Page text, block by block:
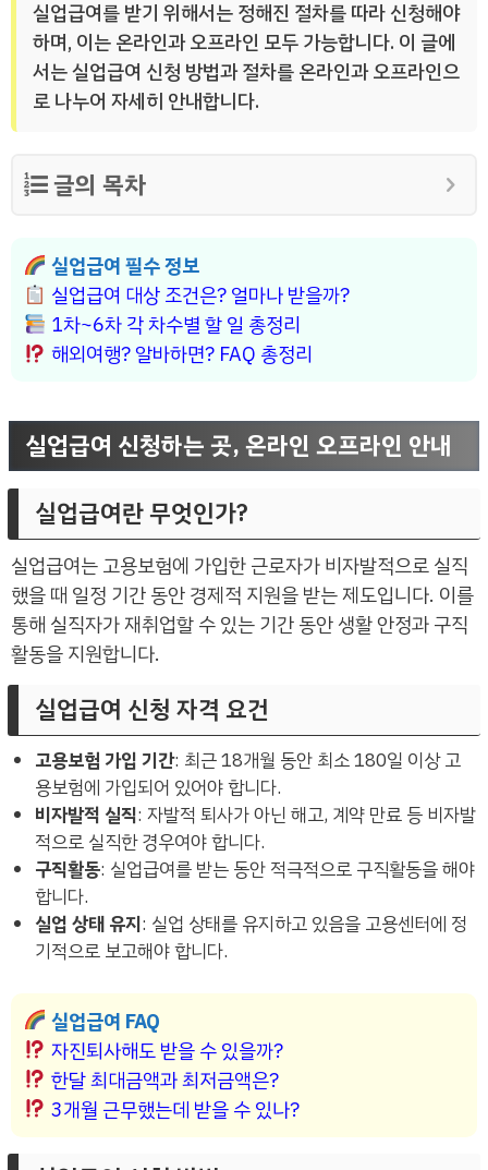
실업급여를 받기 위해서는 정해진 절차를 따라 신청해야
하며, 이는 온라인과 오프라인 모두 가능합니다. 이 글에
서는 실업급여 신청 방법과 절차를 온라인과 오프라인으
로 나누어 자세히 안내합니다.
글의 목차
실업급여 필수 정보
실업급여 대상 조건은? 얼마나 받을까?
1차~6차 각 차수별 할 일 총정리
해외여행? 알바하면? FAQ 총정리
실업급여 신청하는 곳, 온라인 오프라인 안내
실업급여란 무엇인가?
실업급여는 고용보험에 가입한 근로자가 비자발적으로 실직
했을 때 일정 기간 동안 경제적 지원을 받는 제도입니다. 이를
통해 실직자가 재취업할 수 있는 기간 동안 생활 안정과 구직
활동을 지원합니다.
실업급여 신청 자격 요건
고용보험 가입 기간: 최근 18개월 동안 최소 180일 이상 고
용보험에 가입되어 있어야 합니다.
비자발적 실직: 자발적 퇴사가 아닌 해고, 계약 만료 등 비자발
적으로 실직한 경우여야 합니다.
구직활동: 실업급여를 받는 동안 적극적으로 구직활동을 해야
합니다.
실업 상태 유지: 실업 상태를 유지하고 있음을 고용센터에 정
기적으로 보고해야 합니다.
실업급여 FAQ
자진퇴사해도 받을 수 있을까?
한달 최대금액과 최저금액은?
3개월 근무했는데 받을 수 있나?